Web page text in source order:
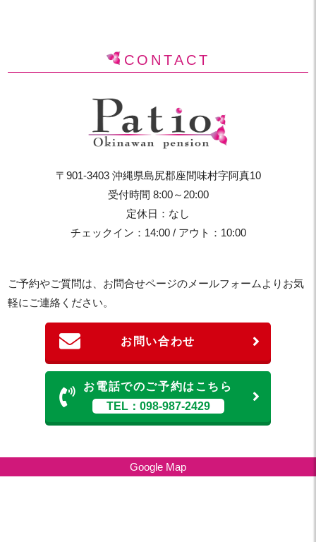
CONTACT
〒901-3403 沖縄県島尻郡座間味村字阿真10
受付時間 8:00～20:00
定休日：なし
チェックイン：14:00 / アウト：10:00
ご予約やご質問は、お問合せページのメールフォームよりお気
軽にご連絡ください。
お問い合わせ
お電話でのご予約はこちら
TEL：098-987-2429
Google Map